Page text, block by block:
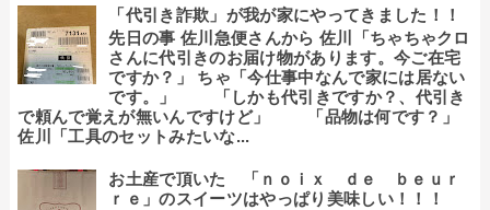
「代引き詐欺」が我が家にやってきました！！
先日の事 佐川急便さんから 佐川「ちゃちゃクロ
さんに代引きのお届け物があります。今ご在宅
ですか？」 ちゃ「今仕事中なんで家には居ない
です。」 「しかも代引きですか？、代引き
で頼んで覚えが無いんですけど」 「品物は何です？」
佐川「工具のセットみたいな...
お土産で頂いた 「ｎｏｉｘ ｄｅ ｂｅｕｒ
ｒｅ」のスイーツはやっぱり美味しい！！！